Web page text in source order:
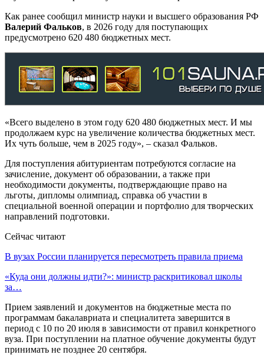
Как ранее сообщил министр науки и высшего образования РФ
Валерий Фальков, в 2026 году для поступающих
предусмотрено 620 480 бюджетных мест.
«Всего выделено в этом году 620 480 бюджетных мест. И мы
продолжаем курс на увеличение количества бюджетных мест.
Их чуть больше, чем в 2025 году», – сказал Фальков.
Для поступления абитуриентам потребуются согласие на
зачисление, документ об образовании, а также при
необходимости документы, подтверждающие право на
льготы, дипломы олимпиад, справка об участии в
специальной военной операции и портфолио для творческих
направлений подготовки.
Сейчас читают
В вузах России планируется пересмотреть правила приема
«Куда они должны идти?»: министр раскритиковал школы
за…
Прием заявлений и документов на бюджетные места по
программам бакалавриата и специалитета завершится в
период с 10 по 20 июля в зависимости от правил конкретного
вуза. При поступлении на платное обучение документы будут
принимать не позднее 20 сентября.